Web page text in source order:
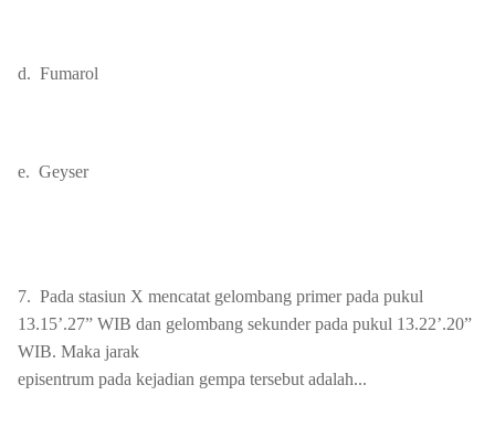
d. Fumarol
e. Geyser
7. Pada stasiun X mencatat gelombang primer pada pukul
13.15’.27” WIB dan gelombang sekunder pada pukul 13.22’.20”
WIB. Maka jarak
episentrum pada kejadian gempa tersebut adalah...